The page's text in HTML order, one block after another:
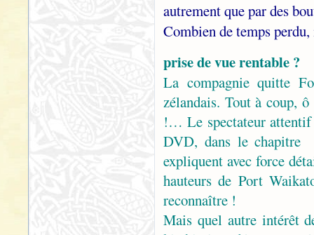
autrement que par des
Combien de temps
prise de vue rentable ?
La compagnie quitte
zélandais. Tout à coup,
!… Le spectateur attentif
DVD, dans le chapitre
expliquent avec force
hauteurs de Port
reconnaître !
Mais quel autre intérêt